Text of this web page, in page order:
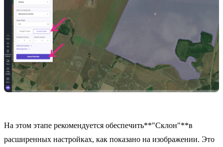
На этом этапе рекомендуется обеспечить**"Склон"**в
расширенных настройках, как показано на изображении. Это